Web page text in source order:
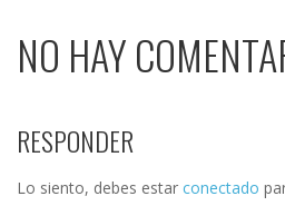
NO HAY
RESPONDER
Lo siento, debes estar conectado